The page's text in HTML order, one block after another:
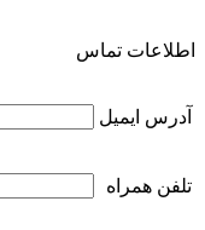
اطلاعات تماس
آدرس ایمیل
تلفن همراه